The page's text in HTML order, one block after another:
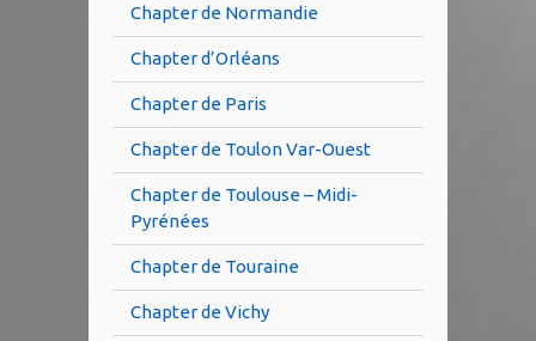
Chapter de Normandie
Chapter d’Orléans
Chapter de Paris
Chapter de Toulon Var-Ouest
Chapter de Toulouse – Midi-
Pyrénées
Chapter de Touraine
Chapter de Vichy